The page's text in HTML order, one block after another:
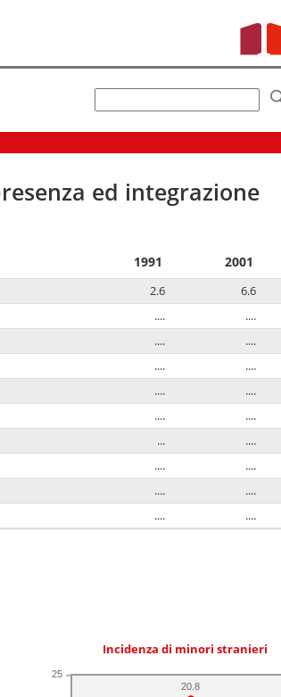
ed integrazione
1991 2001
2.6 6.6
.... ....
.... ....
.... ....
.... ....
.... ....
... ....
.... ....
.... ....
.... ....
Incidenza di minori stranieri
25
20.8